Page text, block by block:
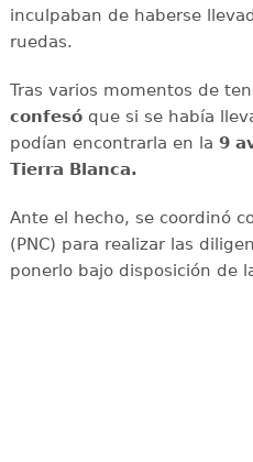
inculpaban de haberse
ruedas.
Tras varios momentos de
confesóque si se había
podían encontrarla en la 9
Tierra Blanca.
Ante el hecho, se coordinó
(PNC) para realizar las
ponerlo bajo disposición de